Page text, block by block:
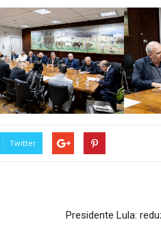
Twitter
Presidente Lula: